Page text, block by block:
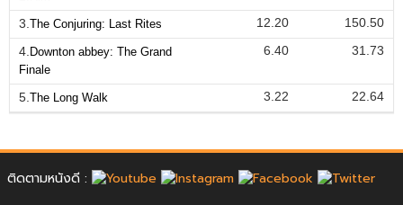
3. The Conjuring: Last Rites 12.20
150.50
4. Downton abbey: The Grand
Finale
6.40 31.73
5. The Long Walk 3.22 22.64
ติดตามหนังดี :